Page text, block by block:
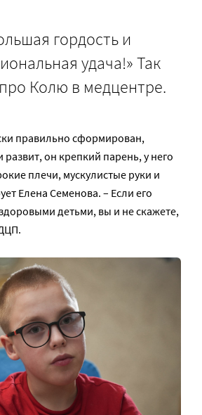
гордость и
удача!» Так
Колю в медцентре.
правильно сформирован,
он крепкий парень, у него
плечи, мускулистые руки и
Елена Семенова. – Если его
детьми, вы и не скажете,